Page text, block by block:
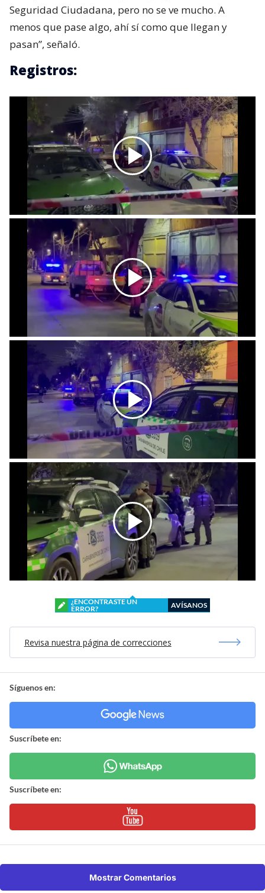
Seguridad Ciudadana, pero no se ve mucho. A
menos que pase algo, ahí sí como que llegan y
pasan”, señaló.
Registros:
¿ENCONTRASTE UN
ERROR?
AVÍSANOS
Revisa nuestra página de correcciones
Síguenos en:
Suscríbete en:
Suscríbete en:
Mostrar Comentarios